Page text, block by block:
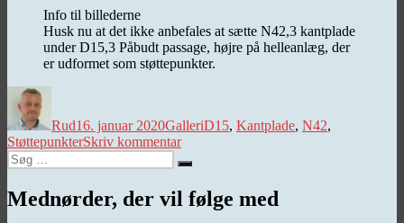
Info til billederne
Husk nu at det ikke anbefales at sætte N42,3 kantplade
under D15,3 Påbudt passage, højre på helleanlæg, der
er udformet som støttepunkter.
Rud16. januar 2020GalleriD15, Kantplade, N42,
StøttepunkterSkriv kommentartil
hinanden
Søg
efter:
Søg
Mednørder, der vil følge med